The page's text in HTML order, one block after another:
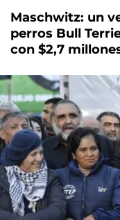
Maschwitz: un
perros Bull
con $2,7